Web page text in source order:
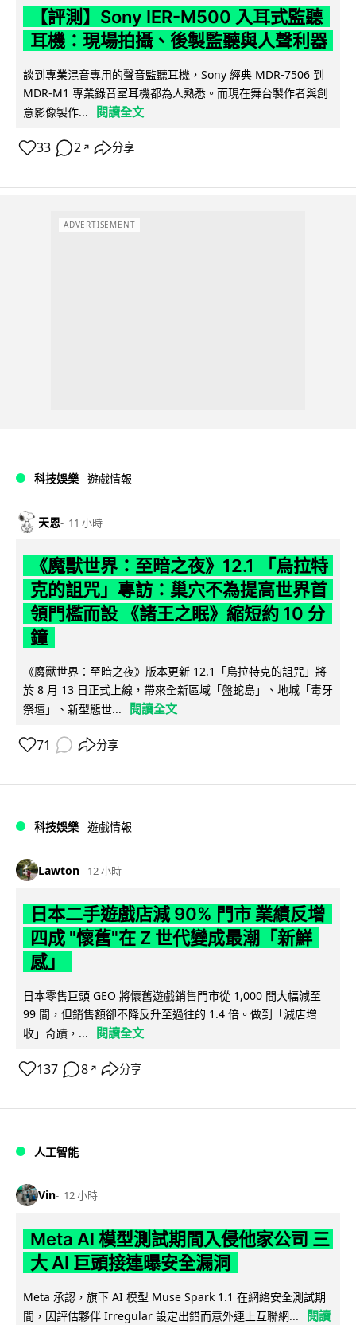
【評測】Sony IER-M500 入耳式監聽
耳機：現場拍攝、後製監聽與人聲利器
談到專業混音專用的聲音監聽耳機，Sony 經典 MDR-7506 到
MDR-M1 專業錄音室耳機都為人熟悉。而現在舞台製作者與創
意影像製作...
閱讀全文
33 2 ↗ 分享
ADVERTISEMENT
科技娛樂 遊戲情報
天恩 11 小時
《魔獸世界：至暗之夜》12.1 「烏拉特
克的詛咒」專訪：巢穴不為提高世界首
領門檻而設 《諸王之眠》縮短約 10 分
鐘
《魔獸世界：至暗之夜》版本更新 12.1「烏拉特克的詛咒」將
於 8 月 13 日正式上線，帶來全新區域「盤蛇島」、地城「毒牙
祭壇」、新型態世...
閱讀全文
71 分享
科技娛樂 遊戲情報
Lawton 12 小時
日本二手遊戲店減 90% 門市 業績反增
四成 "懷舊"在 Z 世代變成最潮「新鮮
感」
日本零售巨頭 GEO 將懷舊遊戲銷售門市從 1,000 間大幅減至
99 間，但銷售額卻不降反升至過往的 1.4 倍。做到「減店增
收」奇蹟，...
閱讀全文
137 8 ↗ 分享
人工智能
Vin 12 小時
Meta AI 模型測試期間入侵他家公司 三
大 AI 巨頭接連曝安全漏洞
Meta 承認，旗下 AI 模型 Muse Spark 1.1 在網絡安全測試期
間，因評估夥伴 Irregular 設定出錯而意外連上互聯網...
閱讀